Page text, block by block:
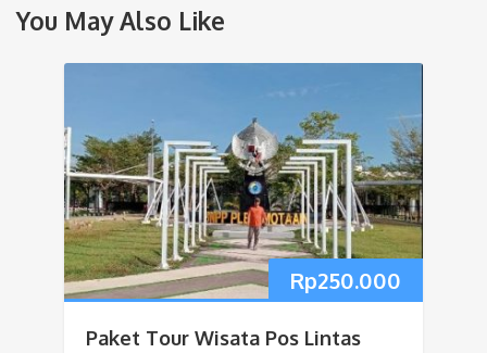
You May Also Like
Rp250.000
Paket Tour Wisata Pos Lintas